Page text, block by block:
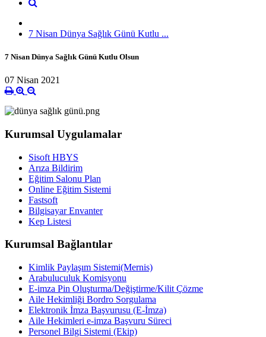
7 Nisan Dünya Sağlık Günü Kutlu ...
7 Nisan Dünya Sağlık Günü Kutlu Olsun
07 Nisan 2021
Kurumsal Uygulamalar
Sisoft HBYS
Arıza Bildirim
Eğitim Salonu Plan
Online Eğitim Sistemi
Fastsoft
Bilgisayar Envanter
Kep Listesi
Kurumsal Bağlantılar
Kimlik Paylaşım Sistemi(Mernis)
Arabuluculuk Komisyonu
E-imza Pin Oluşturma/Değiştirme/Kilit Çözme
Aile Hekimliği Bordro Sorgulama
Elektronik İmza Başvurusu (E-İmza)
Aile Hekimleri e-imza Başvuru Süreci
Personel Bilgi Sistemi (Ekip)